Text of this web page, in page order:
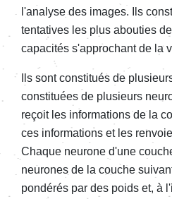
l'analyse des images. Ils
tentatives les plus abouties
capacités s'approchant de la
Ils sont constitués de
constituées de plusieurs
reçoit les informations de la
ces informations et les
Chaque neurone d'une
neurones de la couche
pondérés par des poids et, à